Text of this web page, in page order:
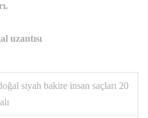
uzantısı
siyah bakire insan saçları 20